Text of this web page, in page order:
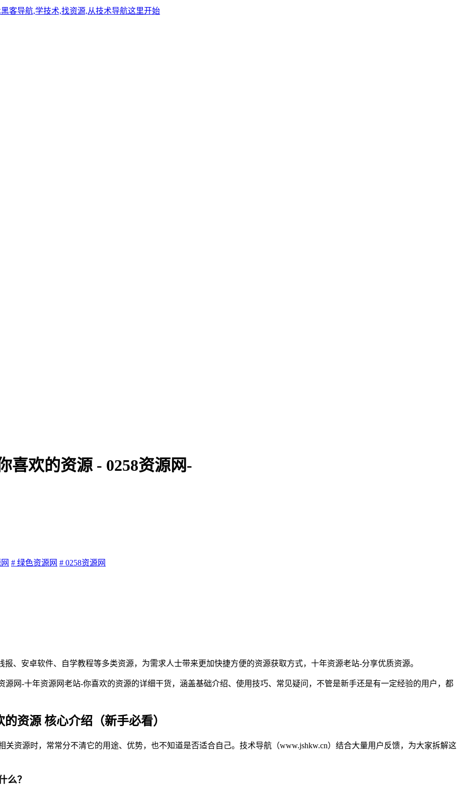
喜欢的资源 - 0258资源网-
# 绿色资源网 # 0258资源网
、安卓软件、自学教程等多类资源，为需求人士带来更加快捷方便的资源获取方式，十年资源老站-分享优质资源。
源网-十年资源网老站-你喜欢的资源的详细干货，涵盖基础介绍、使用技巧、常见疑问，不管是新手还是有一定经验的用户，都
资源 核心介绍（新手必看）
关资源时，常常分不清它的用途、优势，也不知道是否适合自己。技术导航（www.jshkw.cn）结合大量用户反馈，为大家拆解这
么？